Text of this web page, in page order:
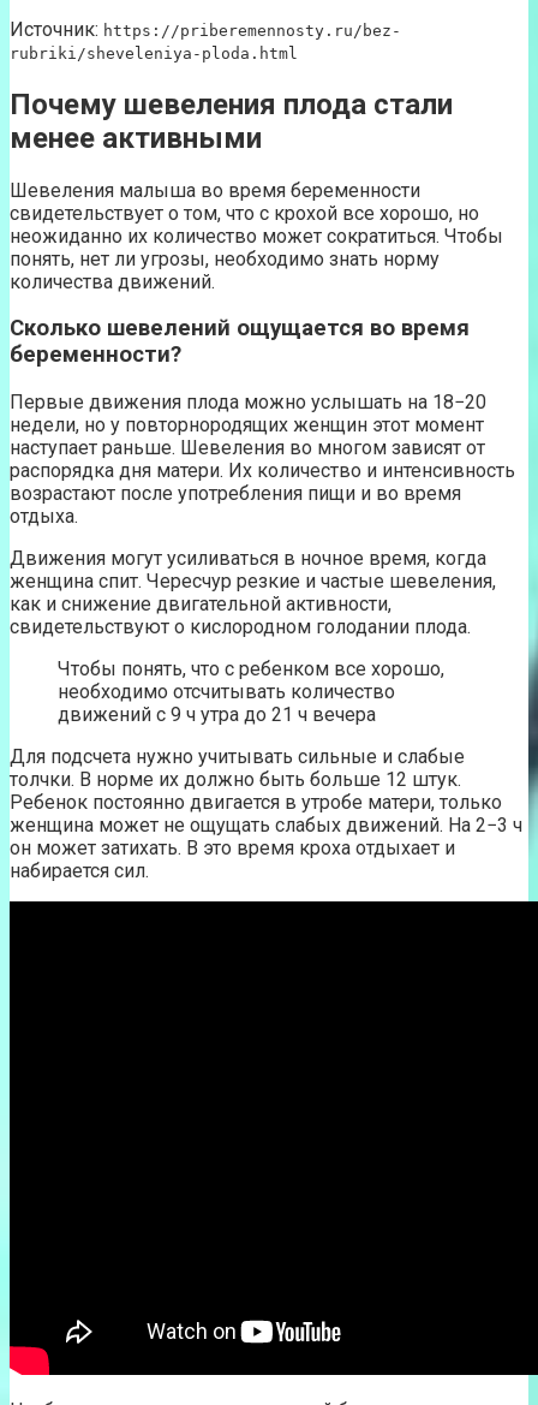
Источник: https://priberemennosty.ru/bez-
rubriki/sheveleniya-ploda.html
Почему шевеления плода стали
менее активными
Шевеления малыша во время беременности
свидетельствует о том, что с крохой все хорошо, но
неожиданно их количество может сократиться. Чтобы
понять, нет ли угрозы, необходимо знать норму
количества движений.
Сколько шевелений ощущается во время
беременности?
Первые движения плода можно услышать на 18−20
недели, но у повторнородящих женщин этот момент
наступает раньше. Шевеления во многом зависят от
распорядка дня матери. Их количество и интенсивность
возрастают после употребления пищи и во время
отдыха.
Движения могут усиливаться в ночное время, когда
женщина спит. Чересчур резкие и частые шевеления,
как и снижение двигательной активности,
свидетельствуют о кислородном голодании плода.
Чтобы понять, что с ребенком все хорошо,
необходимо отсчитывать количество
движений с 9 ч утра до 21 ч вечера
Для подсчета нужно учитывать сильные и слабые
толчки. В норме их должно быть больше 12 штук.
Ребенок постоянно двигается в утробе матери, только
женщина может не ощущать слабых движений. На 2−3 ч
он может затихать. В это время кроха отдыхает и
набирается сил.